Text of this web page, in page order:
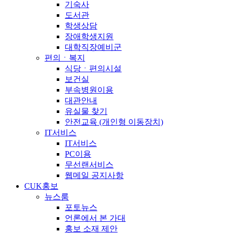
기숙사
도서관
학생상담
장애학생지원
대학직장예비군
편의ㆍ복지
식당ㆍ편의시설
보건실
부속병원이용
대관안내
유실물 찾기
안전교육 (개인형 이동장치)
IT서비스
IT서비스
PC이용
무선랜서비스
웹메일 공지사항
CUK홍보
뉴스룸
포토뉴스
언론에서 본 가대
홍보 소재 제안